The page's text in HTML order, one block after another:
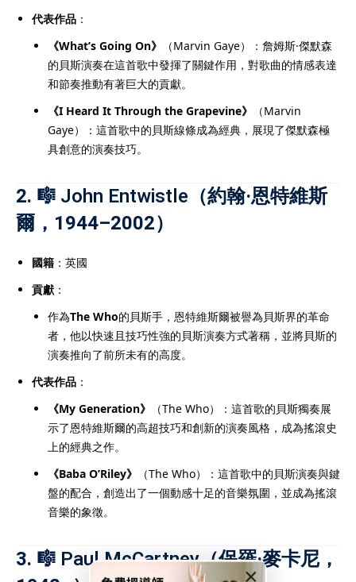
×
代表作品 ：
《What’s Going On》
（Marvin Gaye）：詹姆斯·傑默森
的貝斯演奏在這首歌中發揮了關鍵作用，對歌曲的情感表達
和節奏推動有著巨大的貢獻。
《I Heard It Through the Grapevine》
（Marvin
Gaye）：這首歌中的貝斯線條成為經典，展現了傑默森極
具創意的演奏技巧。
2. 🎼 John Entwistle （約翰·恩特維斯
爾，1944–2002）
國籍 ：英國
貢獻 ：
作為The Who的貝斯手，恩特維斯爾被譽為貝斯界的革命
者，他以快速且技巧性強的貝斯演奏方式著稱，並將貝斯的
演奏推向了前所未有的高度。
代表作品 ：
《My Generation》
（The Who）：這首歌的貝斯獨奏展
示了恩特維斯爾的高超技巧和創新的演奏風格，成為搖滾史
上的經典之作。
《Baba O’Riley》
（The Who）：這首歌中的貝斯演奏與鍵
盤的配合，創造出了一個動感十足的音樂氛圍，並成為搖滾
音樂的象徵。
3. 🎼 Paul McCartney（保羅·麥卡尼，